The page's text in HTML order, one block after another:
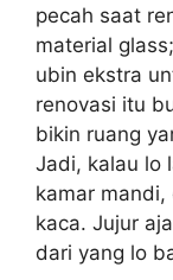
pecah saat
material
ubin ekstra
renovasi itu
bikin ruang
Jadi, kalau lo
kamar
kaca. Jujur
dari yang lo